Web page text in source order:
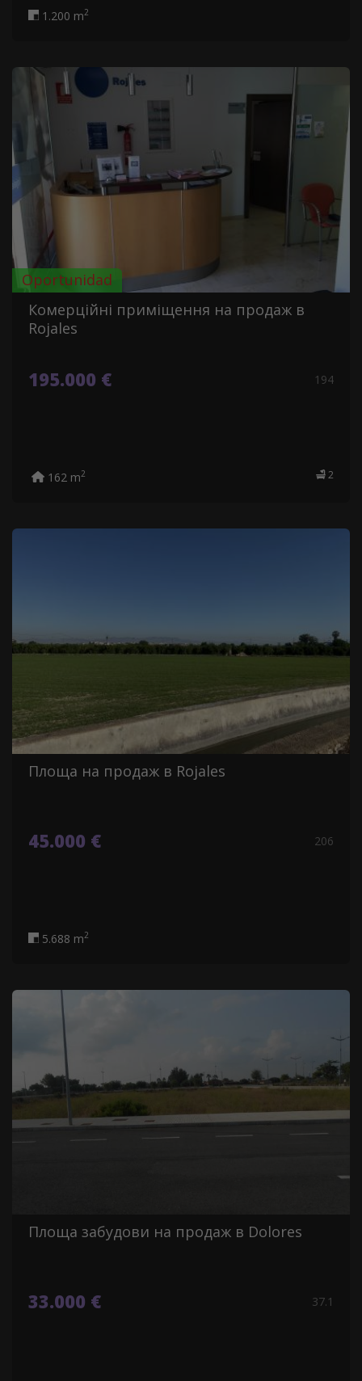
1.200 m2
Oportunidad
Комерційні приміщення на продаж в
Rojales
195.000 € 194
2
162 m2
Площа на продаж в Rojales
45.000 € 206
5.688 m2
Площа забудови на продаж в Dolores
33.000 € 37.1